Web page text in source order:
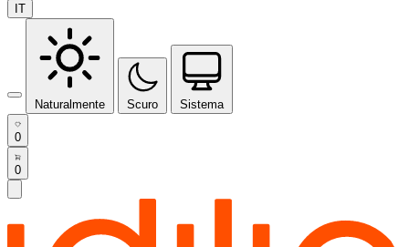
IT
Naturalmente Scuro Sistema
0
0